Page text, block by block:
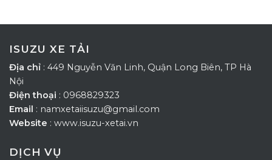
ISUZU XE TẢI
Địa chỉ : 449 Nguyễn Văn Linh, Quận Long Biên, TP Hà
Nội
Điện thoại : 0968829323
Email : namxetaiisuzu@gmail.com
Website : www.isuzu-xetai.vn
DỊCH VỤ